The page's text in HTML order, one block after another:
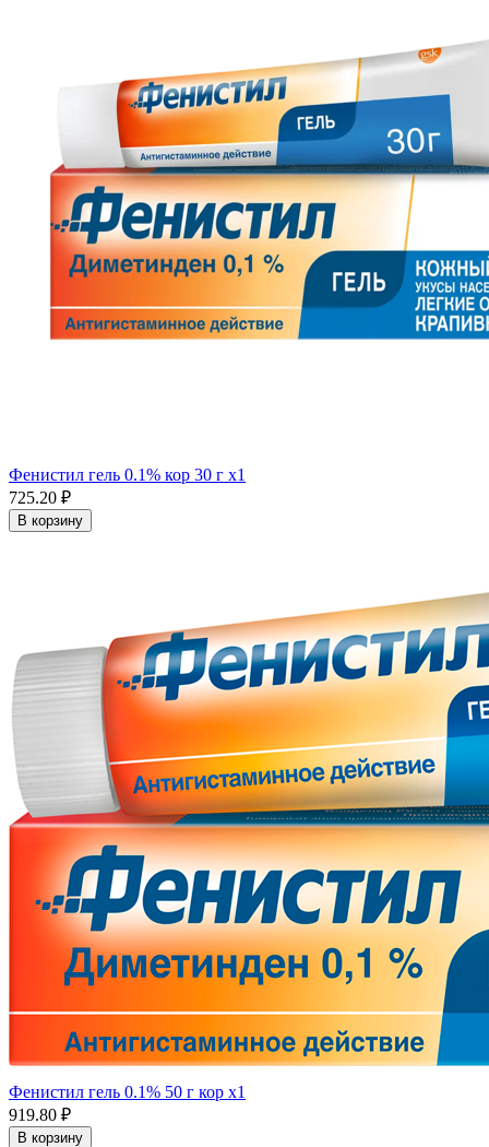
Фенистил гель 0.1% кор 30 г x1
725.20 ₽
В корзину
Фенистил гель 0.1% 50 г кор x1
919.80 ₽
В корзину